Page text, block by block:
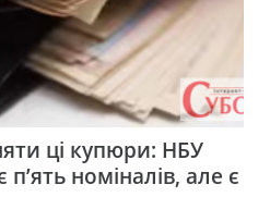
ці купюри: НБУ
номіналів, але є